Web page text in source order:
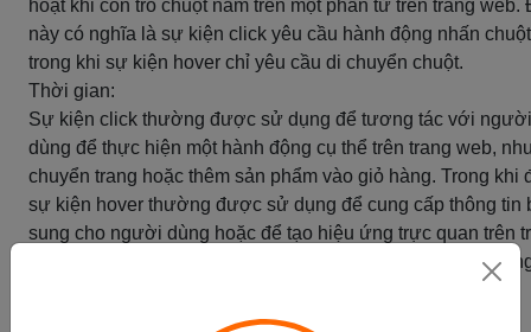
hoạt khi con trỏ chuột nằm trên một phần tử trên trang web.
này có nghĩa là sự kiện click yêu cầu hành động nhấn
trong khi sự kiện hover chỉ yêu cầu di chuyển chuột.
Thời gian:
Sự kiện click thường được sử dụng để tương tác với người
dùng để thực hiện một hành động cụ thể trên trang web,
chuyển trang hoặc thêm sản phẩm vào giỏ hàng. Trong khi
sự kiện hover thường được sử dụng để cung cấp thông tin
sung cho người dùng hoặc để tạo hiệu ứng trực quan trên
web. Sự kiện hover có thể kéo dài trong khoảng thời gian
Tương tác với người dùng: